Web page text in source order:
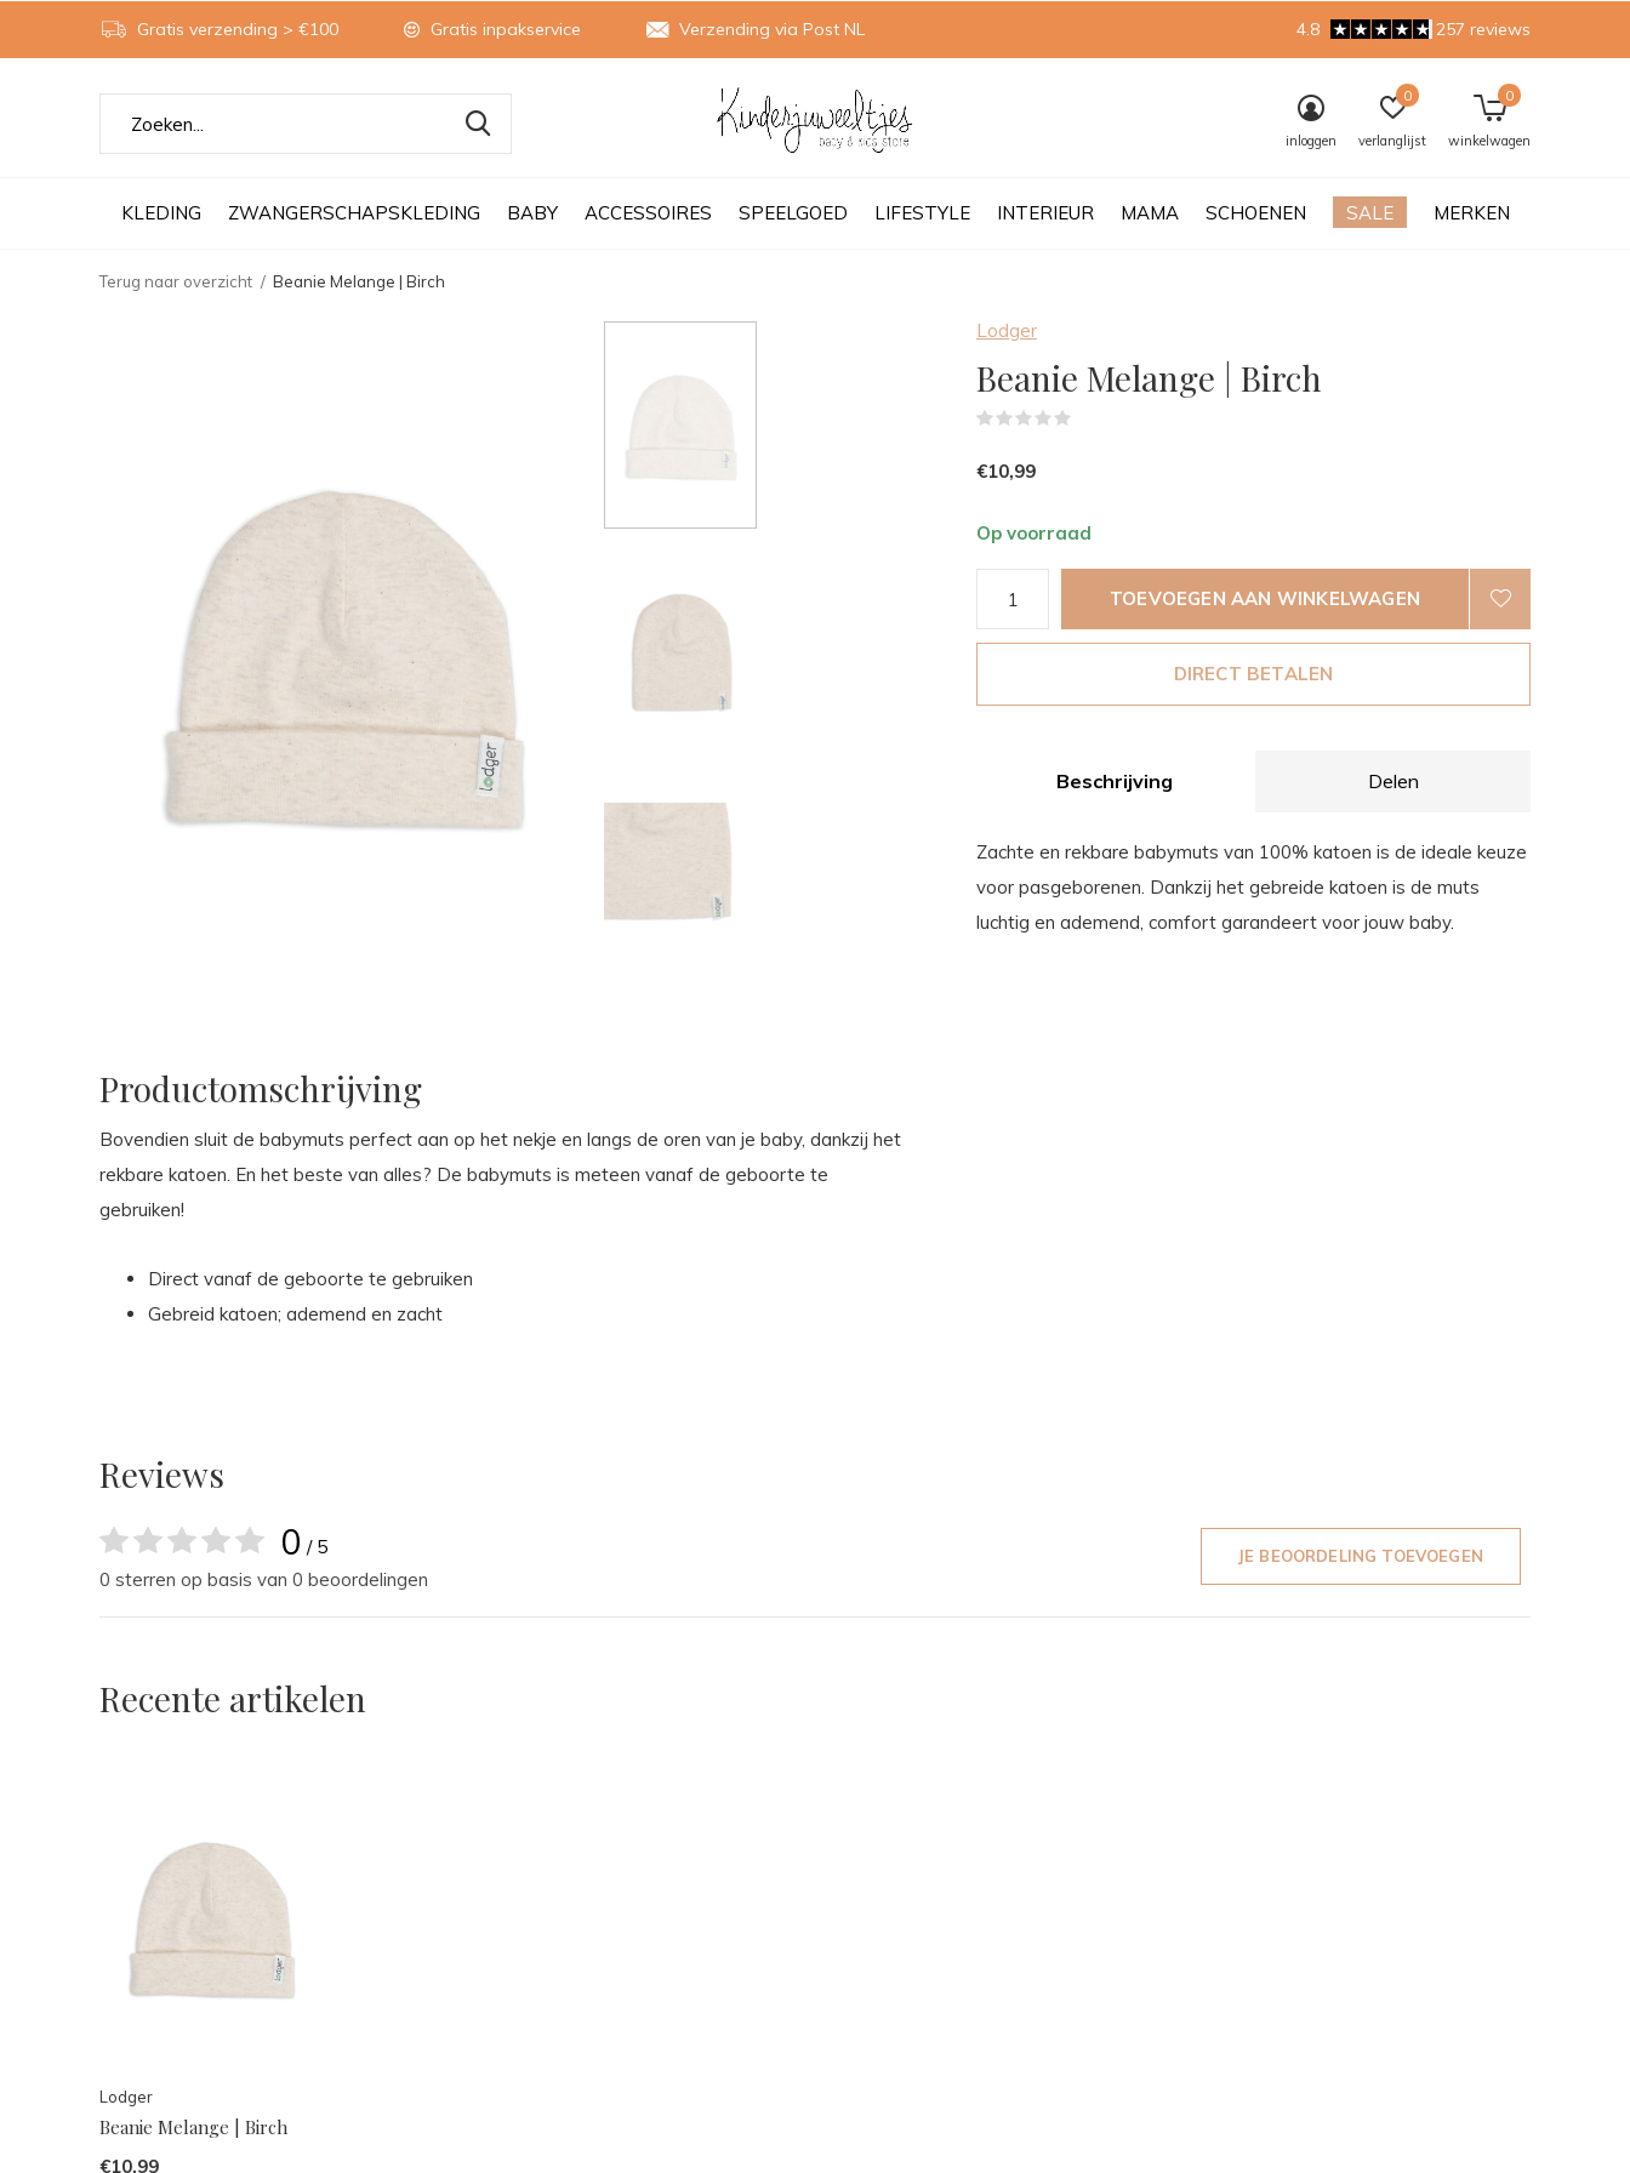
KLEDING ZWANGERSCHAPSKLEDING BABY ACCESSOIRES SPEELGOED LIFESTYLE INTERIEUR MAMA SCHOENEN SALE MERKEN
inloggen verlanglijst
0
winkelwagen
0
Gratis verzending > €100 Gratis inpakservice Verzending via Post NL 4.8 257 reviews
Terug naar overzicht Beanie Melange | Birch
Lodger
Beanie Melange | Birch
€10,99
Op voorraad
TOEVOEGEN AAN WINKELWAGEN
DIRECT BETALEN
Beschrijving Delen
Zachte en rekbare babymuts van 100% katoen is de ideale keuze
voor pasgeborenen. Dankzij het gebreide katoen is de muts
luchtig en ademend, comfort garandeert voor jouw baby.
Productomschrijving
Bovendien sluit de babymuts perfect aan op het nekje en langs de oren van je baby, dankzij het
rekbare katoen. En het beste van alles? De babymuts is meteen vanaf de geboorte te
gebruiken!
Direct vanaf de geboorte te gebruiken
Gebreid katoen; ademend en zacht
Reviews
0 / 5
0 sterren op basis van 0 beoordelingen
JE BEOORDELING TOEVOEGEN
Recente artikelen
Lodger
Beanie Melange | Birch
€10,99